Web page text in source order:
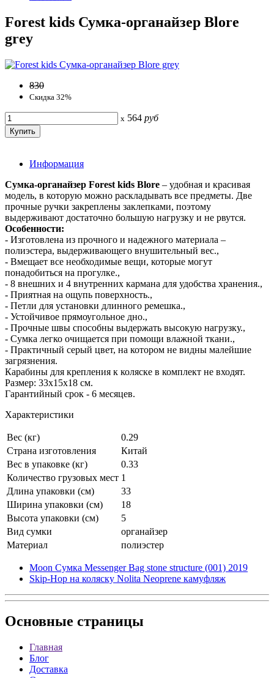
Forest kids Сумка-органайзер Blore
grey
830
Скидка 32%
x 564 руб
Информация
Сумка-органайзер Forest kids Blore – удобная и красивая
модель, в которую можно раскладывать все предметы. Две
прочные ручки закреплены заклепками, поэтому
выдерживают достаточно большую нагрузку и не рвутся.
Особенности:
- Изготовлена из прочного и надежного материала –
полиэстера, выдерживающего внушительный вес.,
- Вмещает все необходимые вещи, которые могут
понадобиться на прогулке.,
- 8 внешних и 4 внутренних кармана для удобства хранения.,
- Приятная на ощупь поверхность.,
- Петли для установки длинного ремешка.,
- Устойчивое прямоугольное дно.,
- Прочные швы способны выдержать высокую нагрузку.,
- Сумка легко очищается при помощи влажной ткани.,
- Практичный серый цвет, на котором не видны малейшие
загрязнения.
Карабины для крепления к коляске в комплект не входят.
Размер: 33х15х18 см.
Гарантийный срок - 6 месяцев.
Характеристики
Вес (кг)
0.29
Страна изготовления
Китай
Вес в упаковке (кг)
0.33
Количество грузовых мест 1
Длина упаковки (см)
33
Ширина упаковки (см)
18
Высота упаковки (см)
5
Вид сумки
органайзер
Материал
полиэстер
Moon Сумка Messenger Bag stone structure (001) 2019
Skip-Hop на коляску Nolita Neoprene камуфляж
Основные страницы
Главная
Блог
Доставка